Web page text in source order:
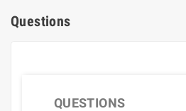
Questions
QUESTIONS